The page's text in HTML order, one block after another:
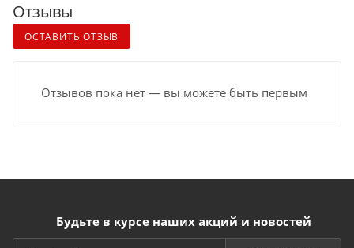
Отзывы
ОСТАВИТЬ ОТЗЫВ
Отзывов пока нет — вы можете быть первым
Будьте в курсе наших акций и новостей